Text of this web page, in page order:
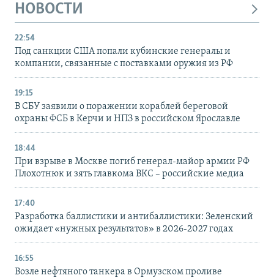
НОВОСТИ
22:54
Под санкции США попали кубинские генералы и
компании, связанные с поставками оружия из РФ
19:15
В СБУ заявили о поражении кораблей береговой
охраны ФСБ в Керчи и НПЗ в российском Ярославле
18:44
При взрыве в Москве погиб генерал-майор армии РФ
Плохотнюк и зять главкома ВКС – российские медиа
17:40
Разработка баллистики и антибаллистики: Зеленский
ожидает «нужных результатов» в 2026-2027 годах
16:55
Возле нефтяного танкера в Ормузском проливе